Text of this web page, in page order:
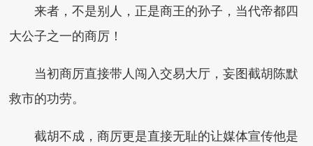
来者，不是别人，正是商王的孙子，当代帝都四
大公子之一的商厉！
当初商厉直接带人闯入交易大厅，妄图截胡陈默
救市的功劳。
截胡不成，商厉更是直接无耻的让媒体宣传他是